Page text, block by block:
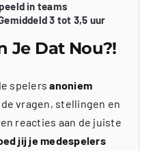
in teams
3 tot 3,5 uur
Je Dat Nou?!
spelersanoniem
vragen, stellingen en
reacties aan de juiste
jij je medespelers